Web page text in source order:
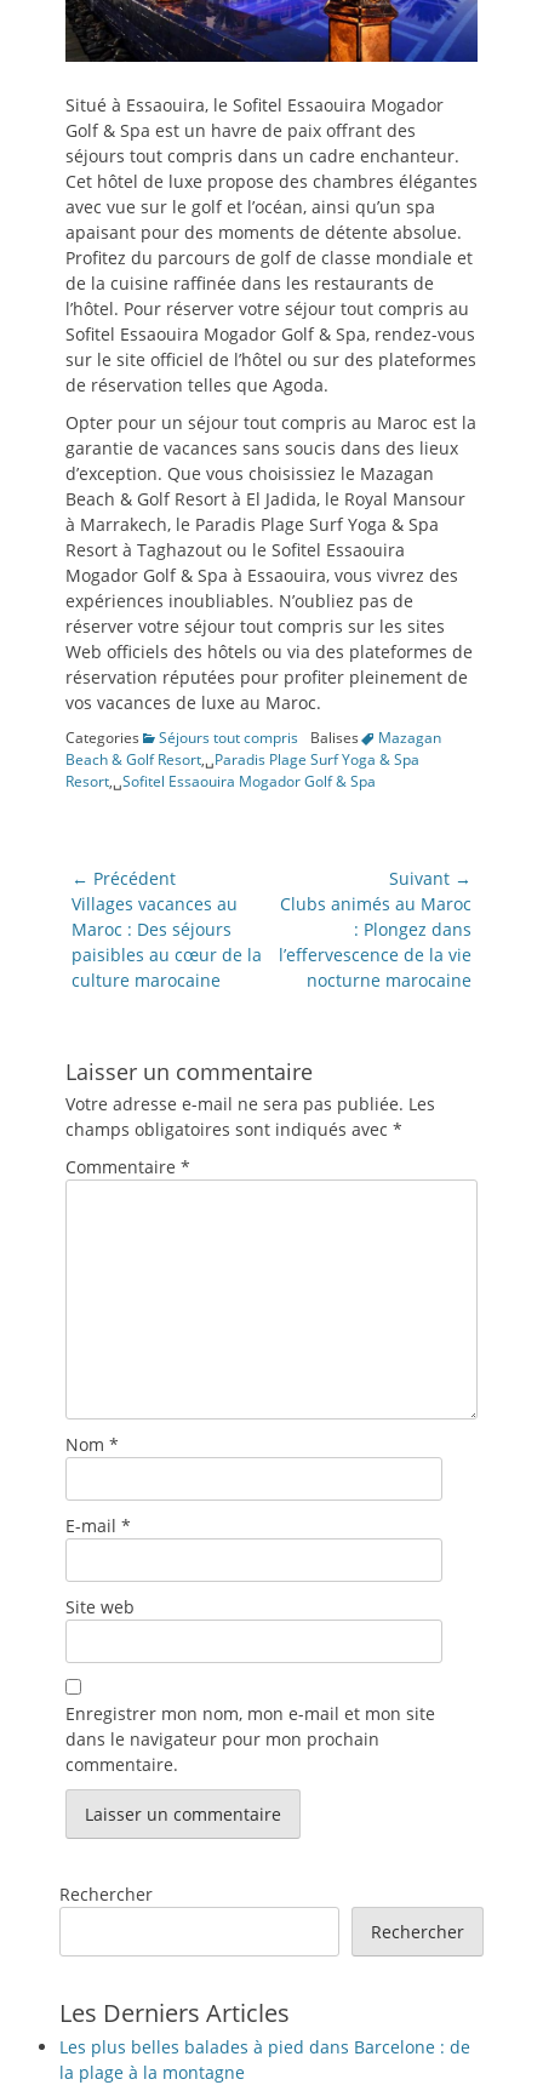
Situé à Essaouira, le Sofitel Essaouira Mogador
Golf & Spa est un havre de paix offrant des
séjours tout compris dans un cadre enchanteur.
Cet hôtel de luxe propose des chambres élégantes
avec vue sur le golf et l’océan, ainsi qu’un spa
apaisant pour des moments de détente absolue.
Profitez du parcours de golf de classe mondiale et
de la cuisine raffinée dans les restaurants de
l’hôtel. Pour réserver votre séjour tout compris au
Sofitel Essaouira Mogador Golf & Spa, rendez-vous
sur le site officiel de l’hôtel ou sur des plateformes
de réservation telles que Agoda.
Opter pour un séjour tout compris au Maroc est la
garantie de vacances sans soucis dans des lieux
d’exception. Que vous choisissiez le Mazagan
Beach & Golf Resort à El Jadida, le Royal Mansour
à Marrakech, le Paradis Plage Surf Yoga & Spa
Resort à Taghazout ou le Sofitel Essaouira
Mogador Golf & Spa à Essaouira, vous vivrez des
expériences inoubliables. N’oubliez pas de
réserver votre séjour tout compris sur les sites
Web officiels des hôtels ou via des plateformes de
réservation réputées pour profiter pleinement de
vos vacances de luxe au Maroc.
Categories Séjours tout compris Balises
Mazagan
Beach & Golf Resort,␣Paradis Plage Surf Yoga & Spa
Resort,␣Sofitel Essaouira Mogador Golf & Spa
Navigation
de
l’article
← Précédent
Article
précédent:
Villages vacances au
Maroc : Des séjours
paisibles au cœur de la
culture marocaine
Suivant →
Article
Clubs animés au Maroc
: Plongez dans
l’effervescence de la vie
nocturne marocaine
Laisser un commentaire
Votre adresse e-mail ne sera pas publiée. Les
champs obligatoires sont indiqués avec *
Commentaire *
Nom *
E-mail *
Site web
Enregistrer mon nom, mon e-mail et mon site
dans le navigateur pour mon prochain
commentaire.
Rechercher
Rechercher
Les Derniers Articles
Les plus belles balades à pied dans Barcelone : de
la plage à la montagne